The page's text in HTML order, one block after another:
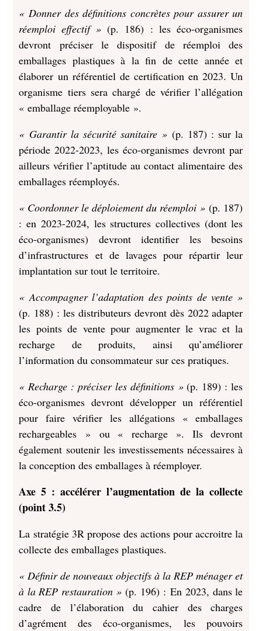
« Donner des définitions concrètes pour assurer un
réemploi effectif » (p. 186) : les éco-organismes
devront préciser le dispositif de réemploi des
emballages plastiques à la fin de cette année et
élaborer un référentiel de certification en 2023. Un
organisme tiers sera chargé de vérifier l’allégation
« emballage réemployable ».
« Garantir la sécurité sanitaire » (p. 187) : sur la
période 2022-2023, les éco-organismes devront par
ailleurs vérifier l’aptitude au contact alimentaire des
emballages réemployés.
« Coordonner le déploiement du réemploi » (p. 187)
: en 2023-2024, les structures collectives (dont les
éco-organismes) devront identifier les besoins
d’infrastructures et de lavages pour répartir leur
implantation sur tout le territoire.
« Accompagner l’adaptation des points de vente »
(p. 188) : les distributeurs devront dès 2022 adapter
les points de vente pour augmenter le vrac et la
recharge de produits, ainsi qu’améliorer
l’information du consommateur sur ces pratiques.
« Recharge : préciser les définitions »(p. 189) : les
éco-organismes devront développer un référentiel
pour faire vérifier les allégations « emballages
rechargeables » ou « recharge ». Ils devront
également soutenir les investissements nécessaires à
la conception des emballages à réemployer.
Axe 5 : accélérer l’augmentation de la collecte
(point 3.5)
La stratégie 3R propose des actions pour accroitre la
collecte des emballages plastiques.
« Définir de nouveaux objectifs à la REP ménager et
à la REP restauration » (p. 196) : En 2023, dans le
cadre de l’élaboration du cahier des charges
d’agrément des éco-organismes, les pouvoirs